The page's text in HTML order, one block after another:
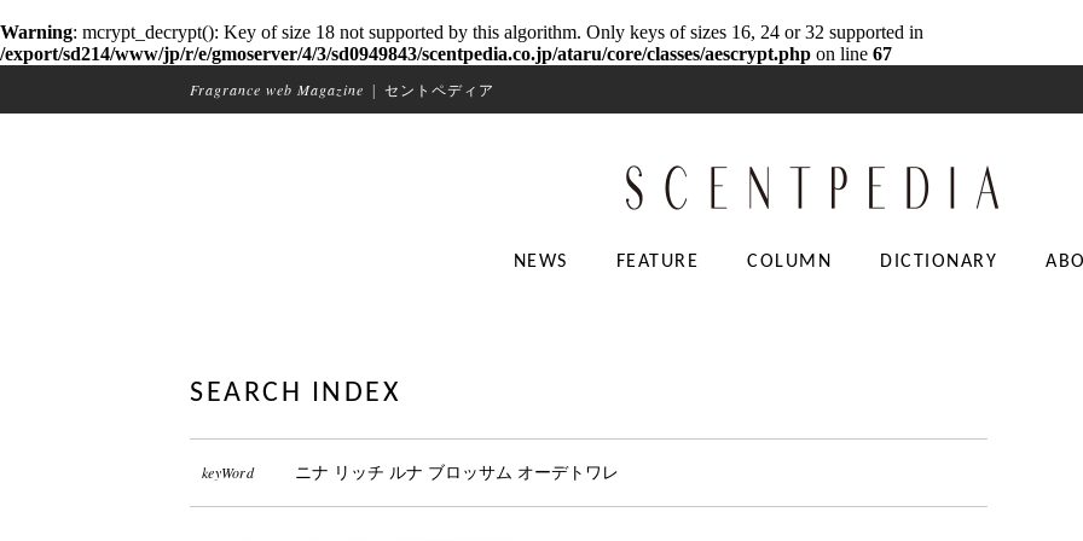
Warning: mcrypt_decrypt(): Key of size 18 not supported by this algorithm. Only keys of sizes 16, 24 or 32 supported in
/export/sd214/www/jp/r/e/gmoserver/4/3/sd0949843/scentpedia.co.jp/ataru/core/classes/aescrypt.php on line 67
Fragrance web Magazine セントペディア
NEWS FEATURE COLUMN DICTIONARY
SEARCH INDEX
keyWord ニナ リッチ ルナ ブロッサム オーデトワレ